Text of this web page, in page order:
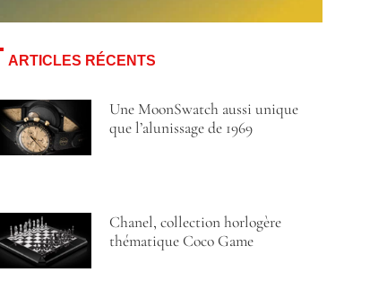
ARTICLES RÉCENTS
Une MoonSwatch aussi unique
que l’alunissage de 1969
Chanel, collection horlogère
thématique Coco Game